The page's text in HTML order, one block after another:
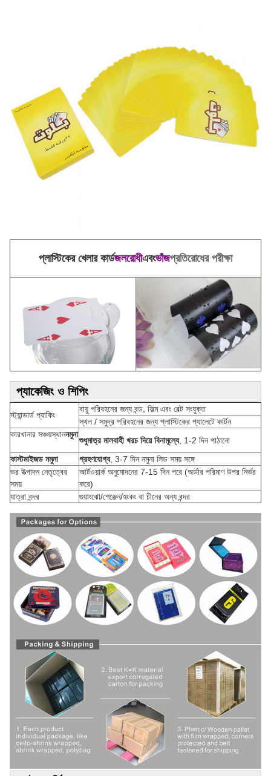
প্লাস্টিকের খেলার কার্ডজলরোধীএবংভাঁজপ্রতিরোধের পরীক্ষা
প্যাকেজিং ও শিপিং
স্ট্যান্ডার্ড প্যাকিং
বায়ু পরিবহনের জন্য বন্ড, ফিল্ম এবং বেল্ট সংযুক্ত
স্থল / সমুদ্র পরিবহনের জন্য প্লাস্টিকের প্যালেটে কার্টন
কারখানার সঞ্চয়স্থাননমুনা
শুধুমাত্র মালবাহী খরচ দিয়ে বিনামূল্যে, 1-2 দিন পাঠানো
কাস্টমাইজড নমুনা
গ্রহণযোগ্য, 3-7 দিন নমুনা লিড সময় সঙ্গে
ভর উত্পাদন নেতৃত্বের
সময়
আর্টওয়ার্ক অনুমোদনের 7-15 দিন পরে (অর্ডার পরিমাণ উপর নির্ভর
করে)
যাত্রা বন্দর
গুয়াংঝো/শেঞ্জেন/হংকং বা চীনের অন্য বন্দর